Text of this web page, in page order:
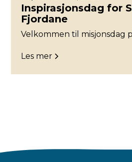
Inspirasjonsdag for
Fjordane
Velkommen til misjonsdag
Les mer